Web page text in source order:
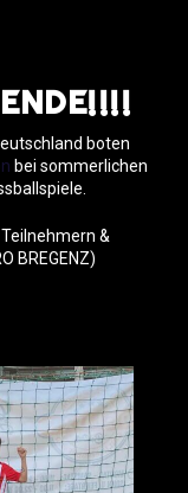
boten
bei sommerlichen
&
BREGENZ)